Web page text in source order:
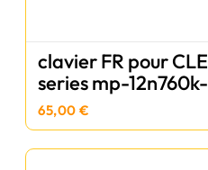
clavier FR pour
series mp-
65,00 €